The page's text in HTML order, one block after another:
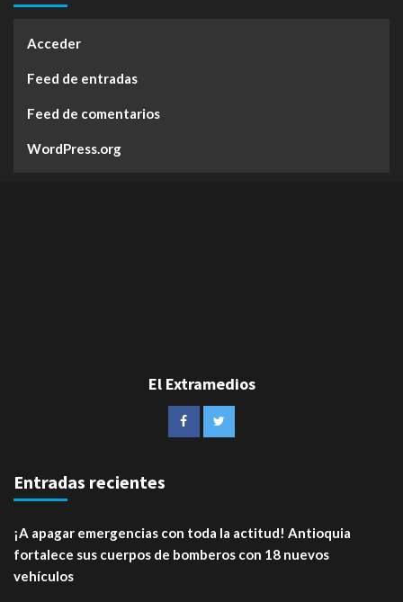
Acceder
Feed de entradas
Feed de comentarios
WordPress.org
El Extramedios
Entradas recientes
¡A apagar emergencias con toda la actitud! Antioquia
fortalece sus cuerpos de bomberos con 18 nuevos
vehículos